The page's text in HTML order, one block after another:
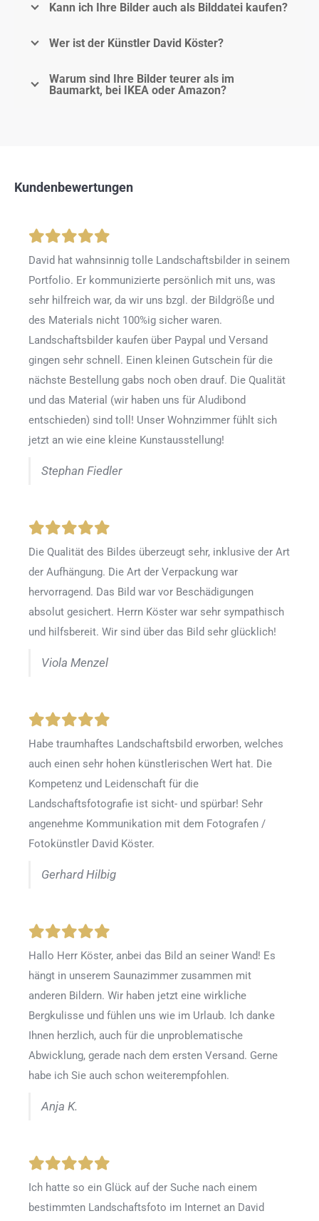
Kann ich Ihre Bilder auch als Bilddatei kaufen?
Wer ist der Künstler David Köster?
Warum sind Ihre Bilder teurer als im
Baumarkt, bei IKEA oder Amazon?
Kundenbewertungen
David hat wahnsinnig tolle Landschaftsbilder in seinem
Portfolio. Er kommunizierte persönlich mit uns, was
sehr hilfreich war, da wir uns bzgl. der Bildgröße und
des Materials nicht 100%ig sicher waren.
Landschaftsbilder kaufen über Paypal und Versand
gingen sehr schnell. Einen kleinen Gutschein für die
nächste Bestellung gabs noch oben drauf. Die Qualität
und das Material (wir haben uns für Aludibond
entschieden) sind toll! Unser Wohnzimmer fühlt sich
jetzt an wie eine kleine Kunstausstellung!
Stephan Fiedler
Die Qualität des Bildes überzeugt sehr, inklusive der Art
der Aufhängung. Die Art der Verpackung war
hervorragend. Das Bild war vor Beschädigungen
absolut gesichert. Herrn Köster war sehr sympathisch
und hilfsbereit. Wir sind über das Bild sehr glücklich!
Viola Menzel
Habe traumhaftes Landschaftsbild erworben, welches
auch einen sehr hohen künstlerischen Wert hat. Die
Kompetenz und Leidenschaft für die
Landschaftsfotografie ist sicht- und spürbar! Sehr
angenehme Kommunikation mit dem Fotografen /
Fotokünstler David Köster.
Gerhard Hilbig
Hallo Herr Köster, anbei das Bild an seiner Wand! Es
hängt in unserem Saunazimmer zusammen mit
anderen Bildern. Wir haben jetzt eine wirkliche
Bergkulisse und fühlen uns wie im Urlaub. Ich danke
Ihnen herzlich, auch für die unproblematische
Abwicklung, gerade nach dem ersten Versand. Gerne
habe ich Sie auch schon weiterempfohlen.
Anja K.
Ich hatte so ein Glück auf der Suche nach einem
bestimmten Landschaftsfoto im Internet an David